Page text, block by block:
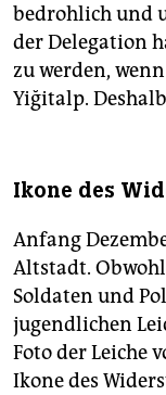
bedrohlich und
der Delegation
zu werden,
Yiğitalp.
Ikone des
Anfang
Altstadt.
Soldaten und
jugendlichen
Foto der Leiche
Ikone des